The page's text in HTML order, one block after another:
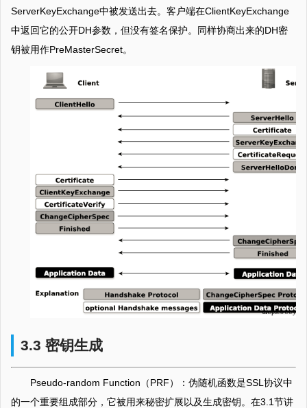
ServerKeyExchange中被发送出去。客户端在ClientKeyExchange
中返回它的公开DH参数，但没有签名保护。同样协商出来的DH密
钥被用作PreMasterSecret。
3.3 密钥生成
Pseudo-random Function（PRF）：伪随机函数是SSL协议中
的一个重要组成部分，它被用来秘密扩展以及生成密钥。在3.1节讲